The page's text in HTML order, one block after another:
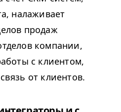
налаживает
продаж
компании,
с клиентом,
от клиентов.